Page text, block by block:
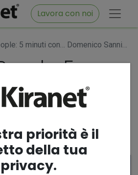
Lavora con noi
con… Domenico Sannino, tra codice, basket e natura
5
Domenico
tra codice,
@kiranet.it
priorità è il
della tua
privacy.